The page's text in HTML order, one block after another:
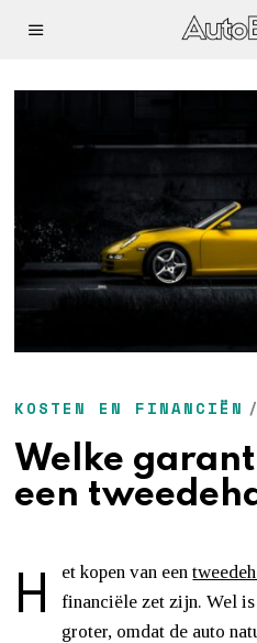
KOSTEN EN FINANCIËN /
Welke
een
H et kopen van een
financiële zet zijn. Wel
groter, omdat de auto